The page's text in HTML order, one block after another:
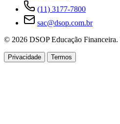
(11) 3177-7800
sac@dsop.com.br
© 2026 DSOP Educação Financeira.
Privacidade Termos